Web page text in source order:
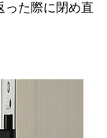
った際に閉め直